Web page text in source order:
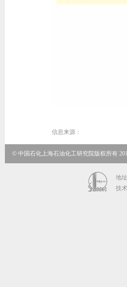
信息来源：
© 中国石化上海石油化工研究院版权所有
地
技